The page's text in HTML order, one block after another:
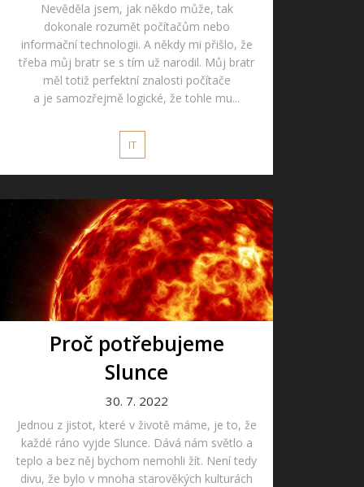
Nevěděla jsem, jak někdo může, tak
dokonale rozumět počítačům nebo
informační technologii. A někdy mi přišlo, že
třeba můj bratr se s tím už narodil. Můj bratr
měl totiž perfektní znalosti počítače
a je samozřejmě logické, že tohle mu...
IT
Proč potřebujeme
Slunce
30. 7. 2022
Jednou z jistot, které v životě máme, je to, že
každé ráno vyjde Slunce. Dává nám světlo a
teplo a bez něj bychom nemohli žít. Není tedy
divu, že bylo v mnoha starověkých kulturách